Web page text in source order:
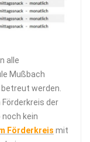
alle
Mußbach
werden.
der
kein
Förderkreis mit